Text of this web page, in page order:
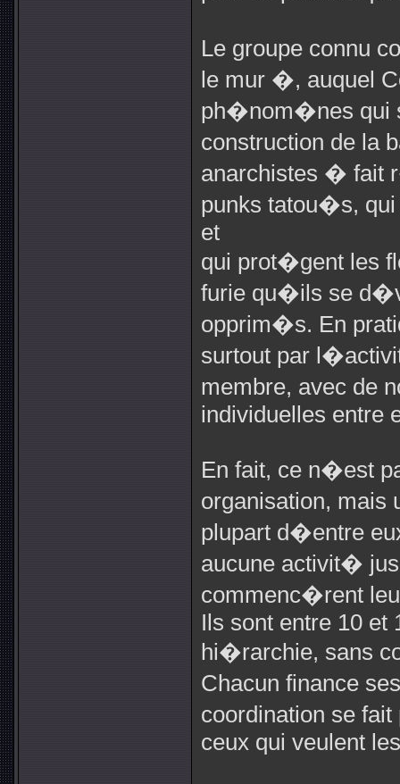
Le groupe connu
le mur �, auquel
ph�nom�nes qui
construction de
anarchistes � fait
punks tatou�s,
et
qui prot�gent les
furie qu�ils se
opprim�s. En
surtout par
membre, avec de
individuelles entre
En fait, ce n�est
organisation, mais
plupart d�entre
aucune activit�
commenc�rent
Ils sont entre 10 et
hi�rarchie, sans
Chacun finance
coordination se
ceux qui veulent